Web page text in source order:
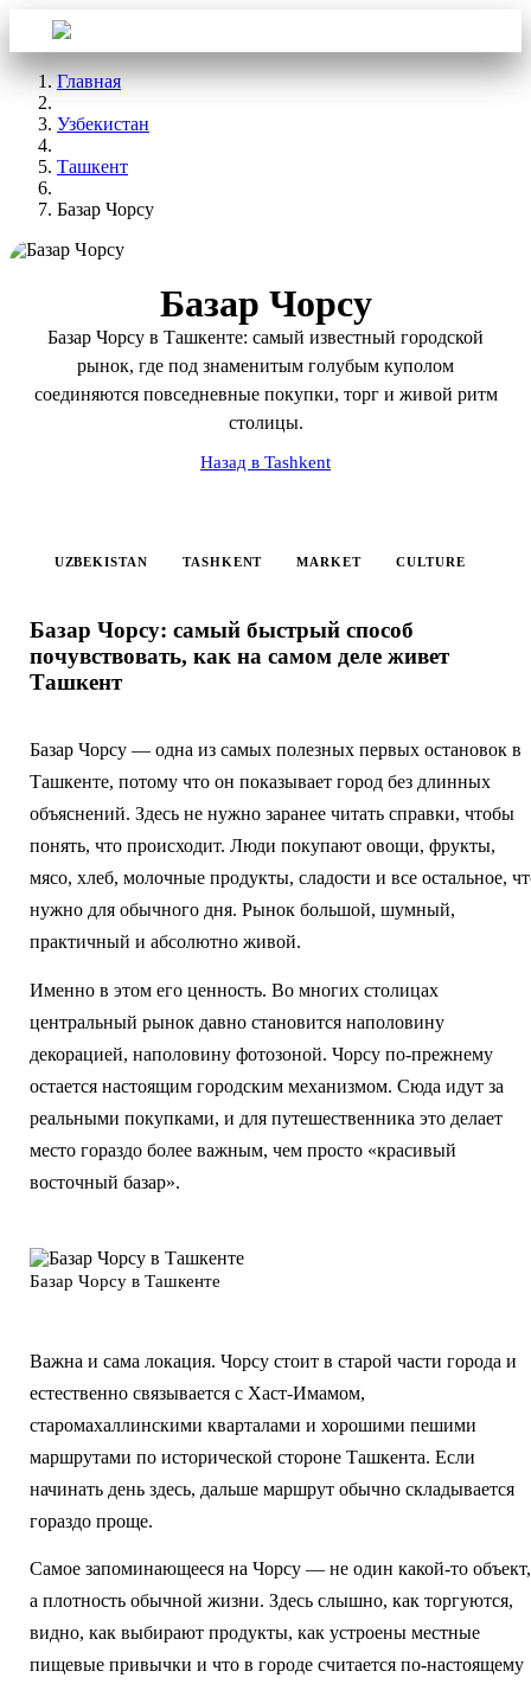
Главная
Узбекистан
Ташкент
Базар Чорсу
Базар Чорсу
Базар Чорсу в Ташкенте: самый известный городской
рынок, где под знаменитым голубым куполом
соединяются повседневные покупки, торг и живой ритм
столицы.
Назад в Tashkent
UZBEKISTAN TASHKENT MARKET CULTURE
Базар Чорсу: самый быстрый способ
почувствовать, как на самом деле живет
Ташкент
Базар Чорсу — одна из самых полезных первых остановок в
Ташкенте, потому что он показывает город без длинных
объяснений. Здесь не нужно заранее читать справки, чтобы
понять, что происходит. Люди покупают овощи, фрукты,
мясо, хлеб, молочные продукты, сладости и все остальное,
нужно для обычного дня. Рынок большой, шумный,
практичный и абсолютно живой.
Именно в этом его ценность. Во многих столицах
центральный рынок давно становится наполовину
декорацией, наполовину фотозоной. Чорсу по-прежнему
остается настоящим городским механизмом. Сюда идут за
реальными покупками, и для путешественника это делает
место гораздо более важным, чем просто «красивый
восточный базар».
Базар Чорсу в Ташкенте
Важна и сама локация. Чорсу стоит в старой части города и
естественно связывается с Хаст-Имамом,
старомахаллинскими кварталами и хорошими пешими
маршрутами по исторической стороне Ташкента. Если
начинать день здесь, дальше маршрут обычно складывается
гораздо проще.
Самое запоминающееся на Чорсу — не один какой-то объект,
а плотность обычной жизни. Здесь слышно, как торгуются,
видно, как выбирают продукты, как устроены местные
пищевые привычки и что в городе считается по-настоящему